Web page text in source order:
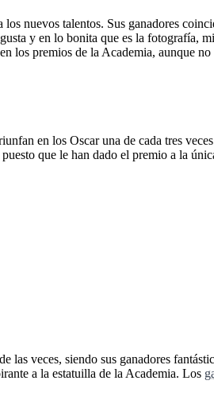
nuevos talentos. Sus ganadores
y en lo bonita que es la fotografía,
los premios de la Academia, aunque
en los Oscar una de cada tres
que le han dado el premio a la
veces, siendo sus ganadores
a la estatuilla de la Academia. Los